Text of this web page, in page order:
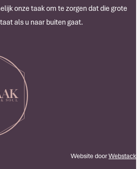
onze taak om te zorgen dat die grote
als u naar buiten gaat.
Website doorWebstack